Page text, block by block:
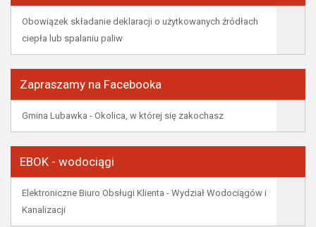
Obowiązek składanie deklaracji o użytkowanych źródłach
ciepła lub spalaniu paliw
Zapraszamy na Facebooka
Gmina Lubawka - Okolica, w której się zakochasz
EBOK - wodociągi
Elektroniczne Biuro Obsługi Klienta - Wydział Wodociągów i
Kanalizacji